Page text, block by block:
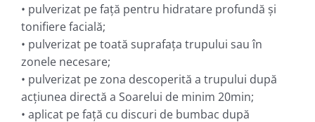
• pulverizat pe faţă pentru hidratare profundă şi
tonifiere facială;
• pulverizat pe toată suprafaţa trupului sau în
zonele necesare;
• pulverizat pe zona descoperită a trupului după
acţiunea directă a Soarelui de minim 20min;
• aplicat pe faţă cu discuri de bumbac după